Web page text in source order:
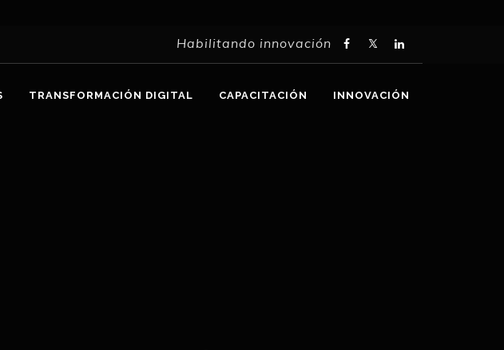
Habilitando innovación
TRANSFORMACIÓN DIGITAL CAPACITACIÓN INNOVACIÓN